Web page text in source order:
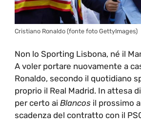
Cristiano Ronaldo (fonte foto GettyImages)
Non lo Sporting Lisbona, né il
A voler portare nuovamente a
Ronaldo, secondo il quotidiano
proprio il Real Madrid. In attesa
per certo ai Blancos il prossimo
scadenza del contratto con il